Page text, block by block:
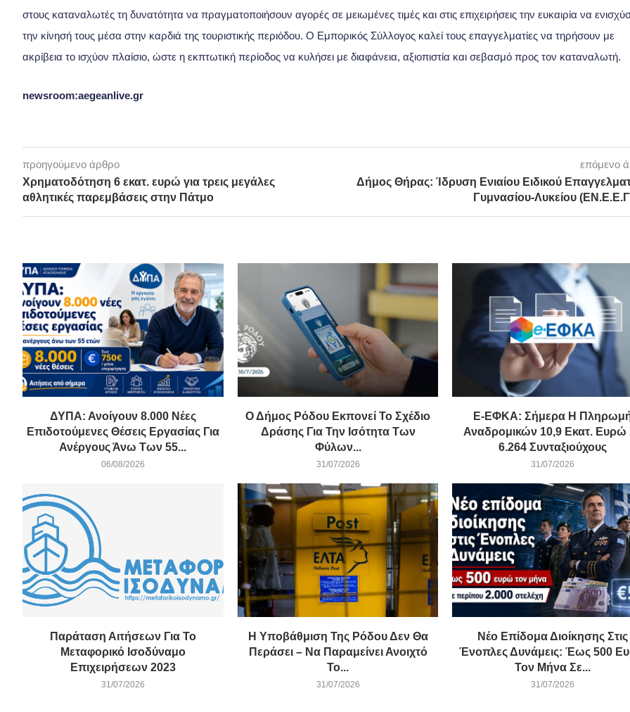
στους καταναλωτές τη δυνατότητα να πραγματοποιήσουν αγορές σε μειωμένες τιμές και στις επιχειρήσεις την ευκαιρία να
την κίνησή τους μέσα στην καρδιά της τουριστικής περιόδου. Ο Εμπορικός Σύλλογος καλεί τους επαγγελματίες να τηρήσουν με
ακρίβεια το ισχύον πλαίσιο, ώστε η εκπτωτική περίοδος να κυλήσει με διαφάνεια, αξιοπιστία και σεβασμό προς τον καταναλωτή.
newsroom:aegeanlive.gr
προηγούμενο άρθρο
Χρηματοδότηση 6 εκατ. ευρώ για τρεις μεγάλες
αθλητικές παρεμβάσεις στην Πάτμο
επόμενο
Δήμος Θήρας: Ίδρυση Ενιαίου Ειδικού
Γυμνασίου-Λυκείου
ΔΥΠΑ: Ανοίγουν 8.000 Νέες
Επιδοτούμενες Θέσεις Εργασίας Για
Ανέργους Άνω Των 55...
06/08/2026
Ο Δήμος Ρόδου Εκπονεί Το Σχέδιο
Δράσης Για Την Ισότητα Των
Φύλων...
31/07/2026
E-ΕΦΚΑ: Σήμερα Η
Αναδρομικών 10,9 Εκατ. Ευρώ
6.264 Συνταξιούχους
31/07/2026
Παράταση Αιτήσεων Για Το
Μεταφορικό Ισοδύναμο
Επιχειρήσεων 2023
31/07/2026
Η Υποβάθμιση Της Ρόδου Δεν Θα
Περάσει – Να Παραμείνει Ανοιχτό
Το...
31/07/2026
Νέο Επίδομα Διοίκησης Στις
Ένοπλες Δυνάμεις: Έως 500
Τον Μήνα Σε...
31/07/2026